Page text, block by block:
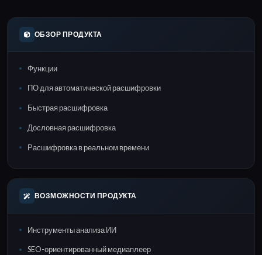
ОБЗОР ПРОДУКТА
Функции
ПО для автоматической расшифровки
Быстрая расшифровка
Дословная расшифровка
Расшифровка в реальном времени
ВОЗМОЖНОСТИ ПРОДУКТА
Инструменты анализа ИИ
SEO-ориентированный медиаплеер